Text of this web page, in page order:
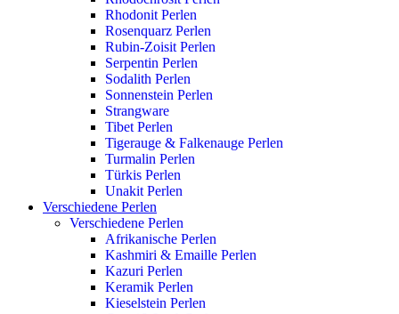
Rhodonit Perlen
Rosenquarz Perlen
Rubin-Zoisit Perlen
Serpentin Perlen
Sodalith Perlen
Sonnenstein Perlen
Strangware
Tibet Perlen
Tigerauge & Falkenauge Perlen
Turmalin Perlen
Türkis Perlen
Unakit Perlen
Verschiedene Perlen
Verschiedene Perlen
Afrikanische Perlen
Kashmiri & Emaille Perlen
Kazuri Perlen
Keramik Perlen
Kieselstein Perlen